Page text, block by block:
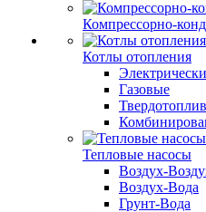
Компрессорно-
Котлы отопления
Газовые
Тепловые насосы
Воздух-
Воздух-Вода
Грунт-Вода